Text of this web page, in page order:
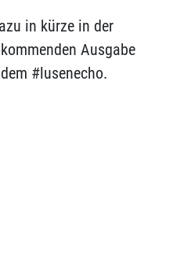
in kürze in der
Ausgabe
#lusenecho.